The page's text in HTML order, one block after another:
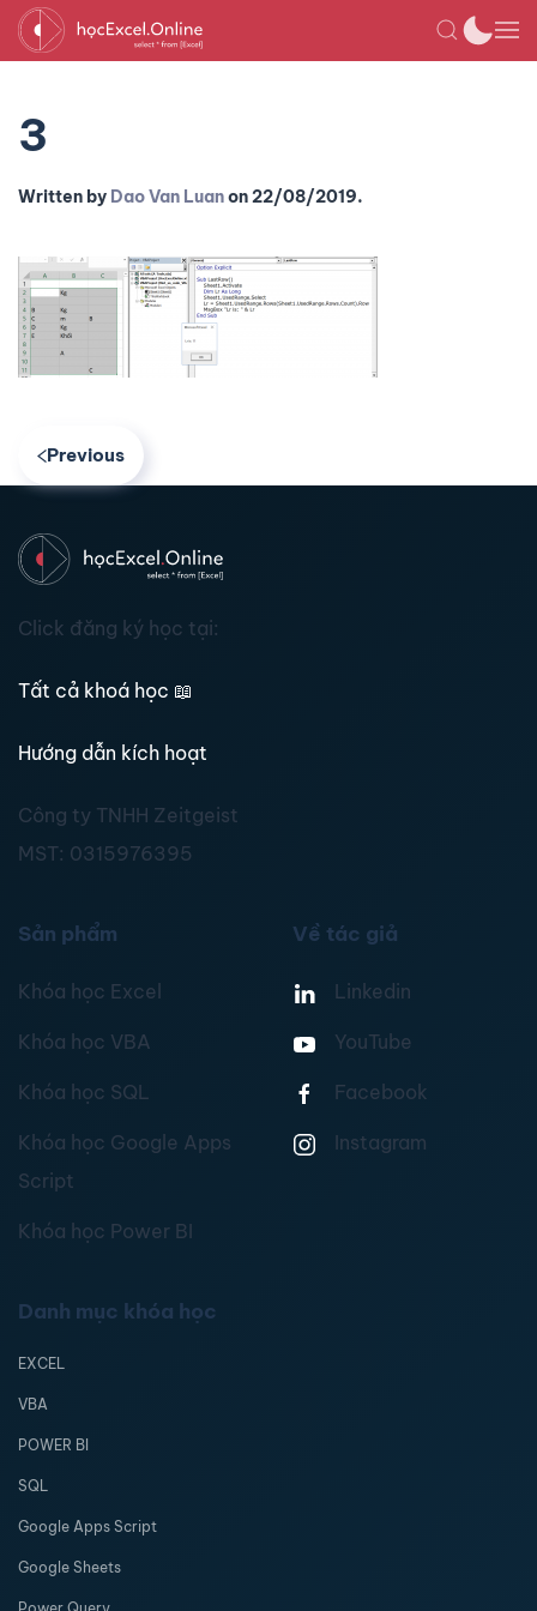
3
Written by Dao Van Luanon22/08/2019.
Previous
Click đăng ký học tại:
Tất cả khoá học 📖
Hướng dẫn kích hoạt
Công ty TNHH Zeitgeist
MST: 0315976395
Sản phẩm
Khóa học Excel
Khóa học VBA
Khóa học SQL
Khóa học Google Apps
Script
Khóa học Power BI
Về tác giả
Linkedin
YouTube
Facebook
Instagram
Danh mục khóa học
EXCEL
VBA
POWER BI
SQL
Google Apps Script
Google Sheets